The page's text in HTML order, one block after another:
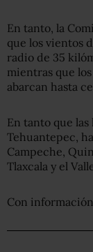
En tanto, la
que los vientos
radio de 35
mientras que
abarcan hasta
En tanto que las
Tehuantepec,
Campeche,
Tlaxcala y el
Con